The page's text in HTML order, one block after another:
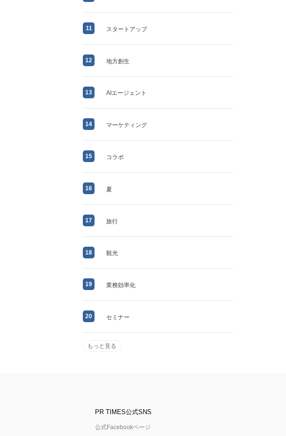
11 スタートアップ
12 地方創生
13 AIエージェント
14 マーケティング
15 コラボ
16 夏
17 旅行
18 観光
19 業務効率化
20 セミナー
もっと見る
PR TIMES公式SNS
公式Facebookページ